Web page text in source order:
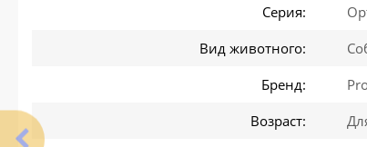
Серия:
Вид животного:
Бренд:
Возраст: